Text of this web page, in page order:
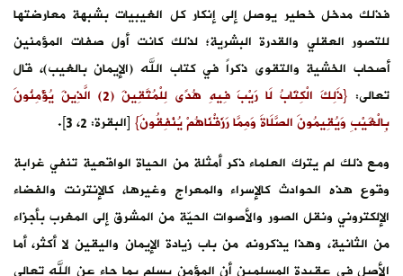
فذلك مدخل خطير يوصل إلى إنكار كل الغيبيات بشبهة معارضتها
للتصور العقلي والقدرة البشرية؛ لذلك كانت أول صفات المؤمنين
أصحاب الخشية والتقوى ذكراً في كتاب الله (الإيمان بالغيب)، قال
تعالى:
{ذَلِكَ الْكِتَابُ لَا رَيْبَ فِيهِ هُدًى لِلْمُتَّقِينَ (2) الَّذِينَ يُؤْمِنُونَ
بِالْغَيْبِ وَيُقِيمُونَ الصَّلَاةَ وَمِمَّا رَزَقْنَاهُمْ يُنْفِقُونَ} [البقرة: 2، 3].
ومع ذلك لم يترك العلماء ذكر أمثلة من الحياة الواقعية تنفي غرابة
وقوع هذه الحوادث كالإسراء والمعراج وغيرها، كالإنترنت والفضاء
الإلكتروني ونقل الصور والأصوات الحيّة من المشرق إلى المغرب بأجزاء
من الثانية، وهذا يذكرونه من باب زيادة الإيمان واليقين لا أكثر، أما